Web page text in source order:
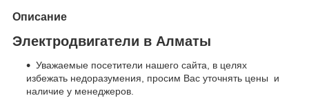
Описание
Электродвигатели в Алматы
Уважаемые посетители нашего сайта, в целях
избежать недоразумения, просим Вас уточнять цены и
наличие у менеджеров.